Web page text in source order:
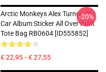
Arctic Monkeys Alex Turner The
Car Album Sticker All Over Print
Tote Bag RB0604 [ID555852]
€ 22,95 - € 27,55
-20%